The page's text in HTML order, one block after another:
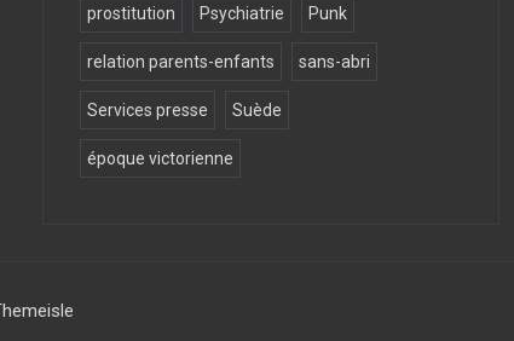
prostitution Psychiatrie Punk
relation parents-enfants sans-abri
Services presse Suède
époque victorienne